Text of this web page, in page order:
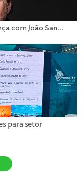
com João San...
para setor